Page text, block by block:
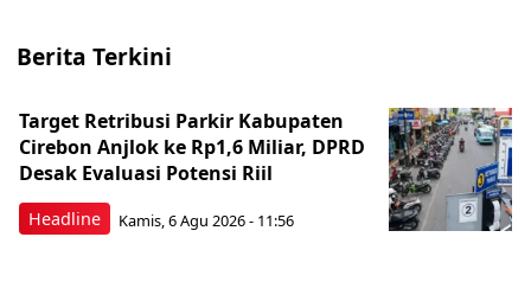
Berita Terkini
Headline
Target Retribusi Parkir Kabupaten
Cirebon Anjlok ke Rp1,6 Miliar, DPRD
Desak Evaluasi Potensi Riil
Kamis, 6 Agu 2026 - 11:56